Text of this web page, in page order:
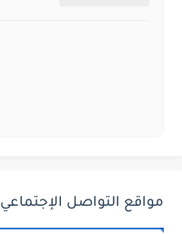
مواقع التواصل الإجتماعي